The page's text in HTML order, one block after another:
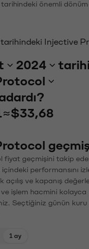
tarihindeki önemli
Injective
2024
≈$33,68
fiyat geçmişini takip
performansını
ve kapanış
işlem hacmini kolayca
Seçtiğiniz günün kuru
1 ay